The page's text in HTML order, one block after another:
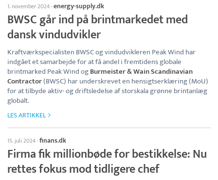
1. november 2024·energy-supply.dk
BWSC går ind på brintmarkedet med
dansk vindudvikler
Kraftværkspecialisten BWSC og vindudvikleren Peak Wind har
indgået et samarbejde for at få andel i fremtidens globale
brintmarked Peak Wind ogBurmeister & Wain Scandinavian
Contractor(BWSC) har underskrevet en hensigtserklæring (MoU)
for at tilbyde aktiv- og driftsledelse af storskala grønne brintanlæg
globalt.
LES ARTIKKEL
15. juli 2024·finans.dk
Firma fik millionbøde for bestikkelse: Nu
rettes fokus mod tidligere chef